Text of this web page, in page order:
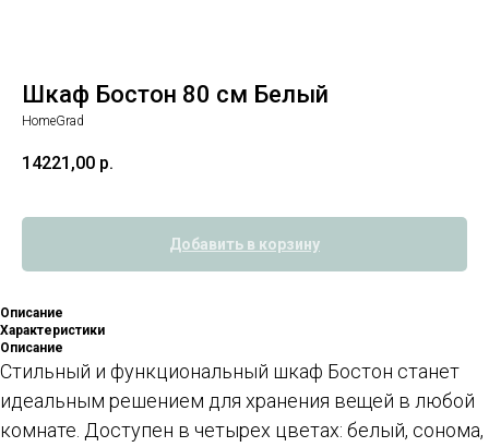
Шкаф Бостон 80 см Белый
HomeGrad
14221,00 р.
Добавить в корзину
Описание
Характеристики
Описание
Стильный и функциональный шкаф Бостон станет
идеальным решением для хранения вещей в любой
комнате. Доступен в четырех цветах: белый, сонома,